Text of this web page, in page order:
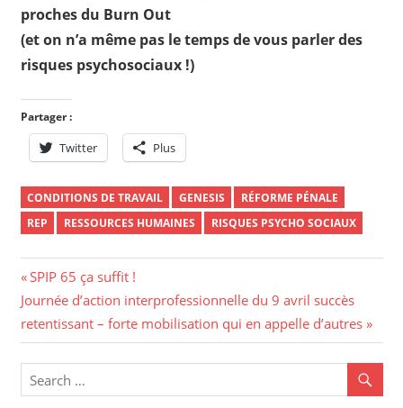
proches du Burn Out
(et on n’a même pas le temps de vous parler des
risques psychosociaux !)
Partager :
Twitter Plus
CONDITIONS DE TRAVAIL GENESIS
RÉFORME PÉNALE
REP
RESSOURCES HUMAINES RISQUES PSYCHO SOCIAUX
Navigation
de
l’article
Previous
Post:
SPIP 65 ça suffit !
Next
Post:
Journée d’action interprofessionnelle du 9 avril succès
retentissant – forte mobilisation qui en appelle d’autres